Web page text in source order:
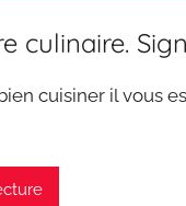
culinaire.
cuisiner il vous